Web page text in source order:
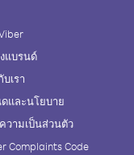
แบรนด์
เรา
และนโยบาย
วามเป็นส่วนตัว
Complaints Code